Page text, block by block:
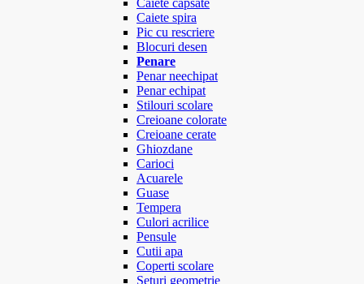
Caiete capsate
Caiete spira
Pic cu rescriere
Blocuri desen
Penare
Penar neechipat
Penar echipat
Stilouri scolare
Creioane colorate
Creioane cerate
Ghiozdane
Carioci
Acuarele
Guase
Tempera
Culori acrilice
Pensule
Cutii apa
Coperti scolare
Seturi geometrie